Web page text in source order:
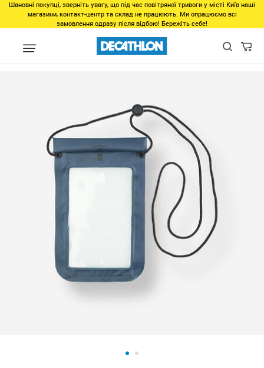
Шановні покупці, зверніть увагу, що під час повітряної тривоги у місті Київ наші
магазини, контакт-центр та склад не працюють. Ми опрацюємо всі
замовлення одразу після відбою! Бережіть себе!
Виды спорта Активный отдых Рыбалка Риболовне